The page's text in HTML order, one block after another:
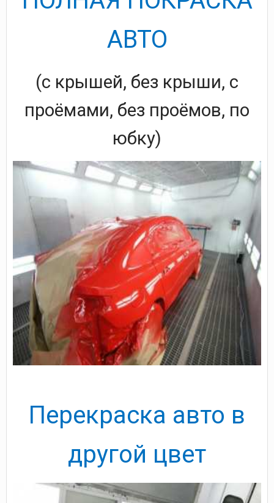
АВТО
(с крышей, без крыши, с
проёмами, без проёмов, по
юбку)
Перекраска авто в
другой цвет